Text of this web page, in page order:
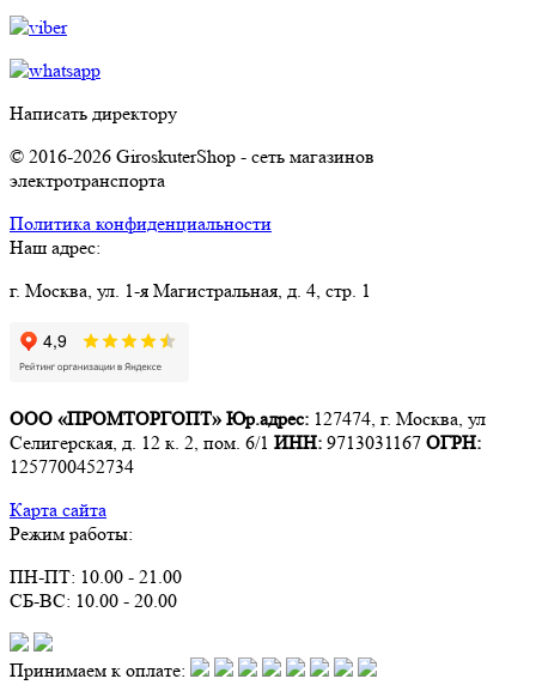
Написать директору
© 2016-2026 GiroskuterShop - сеть магазинов
электротранспорта
Политика конфиденциальности
Наш адрес:
г. Москва, ул. 1-я Магистральная, д. 4, стр. 1
ООО «ПРОМТОРГОПТ» Юр.адрес: 127474, г. Москва, ул
Селигерская, д. 12 к. 2, пом. 6/1 ИНН: 9713031167 ОГРН:
1257700452734
Карта сайта
Режим работы:
ПН-ПТ: 10.00 - 21.00
СБ-ВС: 10.00 - 20.00
Принимаем к оплате: